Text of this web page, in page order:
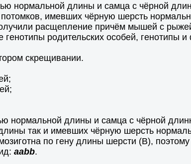
нормальной длины и самца с чёрной
имевших чёрную шерсть
расщепление причём мышей с
родительских особей, генотипы
скрещивании.
нормальной длины и самца с чёрной
так и имевших чёрную шерсть
по гену длины шерсти (В),
aabb.